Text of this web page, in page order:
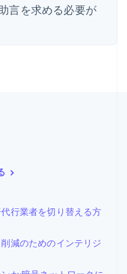
言を求める必要が
行業者を切り替える方
減のためのインテリジ